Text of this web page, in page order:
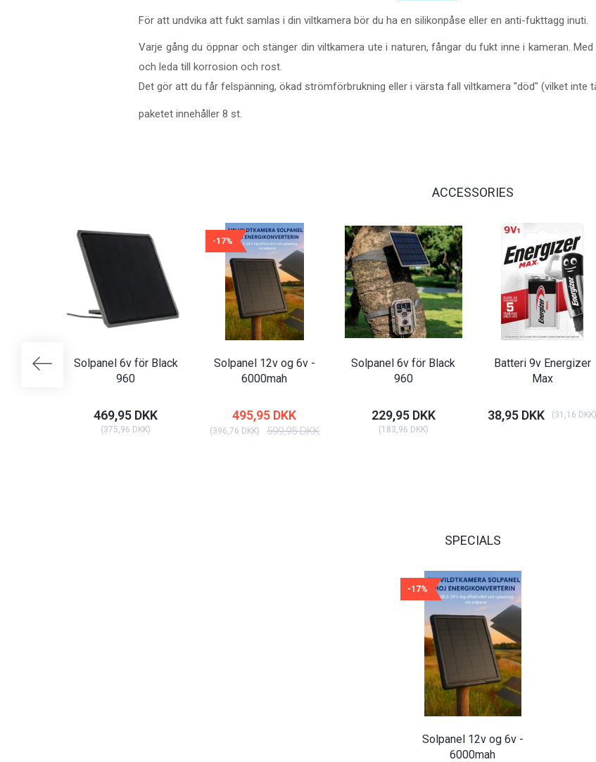
För att undvika att fukt samlas i din viltkamera bör du ha en silikonpåse eller en anti-fukttagg inuti.
Varje gång du öppnar och stänger din viltkamera ute i naturen, fångar du fukt inne i kameran.
och leda till korrosion och rost.
Det gör att du får felspänning, ökad strömförbrukning eller i värsta fall viltkamera "död" (vilket inte
paketet innehåller 8 st.
ACCESSORIES
Solpanel 6v för Black
960
469,95 DKK
(375,96 DKK)
-17%
Solpanel 12v og 6v -
6000mah
495,95 DKK
(396,76 DKK) 599,95 DKK
Solpanel 6v för Black
960
229,95 DKK
(183,96 DKK)
Batteri 9v Energizer
Max
38,95 DKK (31,16 DKK)
SPECIALS
-17%
Solpanel 12v og 6v -
6000mah